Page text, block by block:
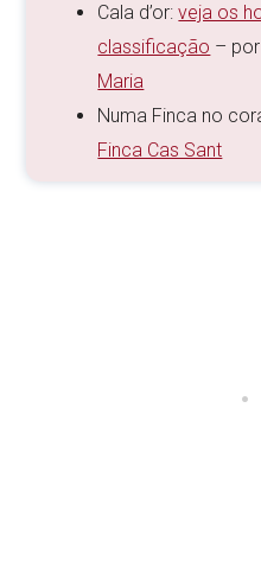
Cala d’or:veja os
classificação –
Maria
Numa Finca no
Finca Cas Sant